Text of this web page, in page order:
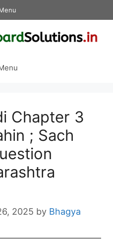
Chapter 3
; Sach
2025 by Bhagya